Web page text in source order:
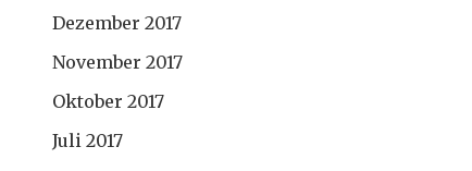
Dezember 2017
November 2017
Oktober 2017
Juli 2017